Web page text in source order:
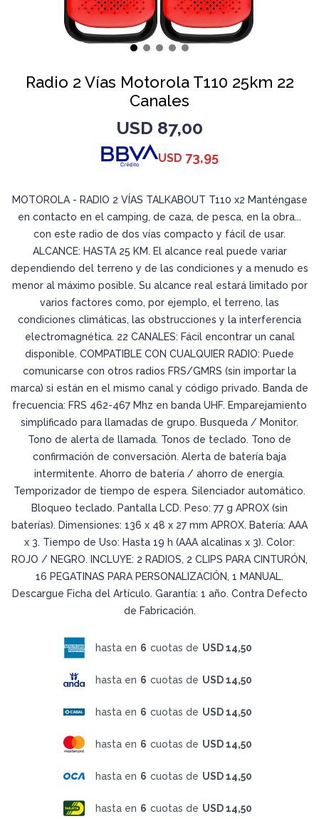
Radio 2 Vías Motorola T110 25km 22
Canales
USD 87,00
USD 73,95
MOTOROLA - RADIO 2 VÍAS TALKABOUT T110 x2 Manténgase
en contacto en el camping, de caza, de pesca, en la obra...
con este radio de dos vías compacto y fácil de usar.
ALCANCE: HASTA 25 KM. El alcance real puede variar
dependiendo del terreno y de las condiciones y a menudo es
menor al máximo posible. Su alcance real estará limitado por
varios factores como, por ejemplo, el terreno, las
condiciones climáticas, las obstrucciones y la interferencia
electromagnética. 22 CANALES: Fácil encontrar un canal
disponible. COMPATIBLE CON CUALQUIER RADIO: Puede
comunicarse con otros radios FRS/GMRS (sin importar la
marca) si están en el mismo canal y código privado. Banda de
frecuencia: FRS 462-467 Mhz en banda UHF. Emparejamiento
simplificado para llamadas de grupo. Busqueda / Monitor.
Tono de alerta de llamada. Tonos de teclado. Tono de
confirmación de conversación. Alerta de batería baja
intermitente. Ahorro de batería / ahorro de energía.
Temporizador de tiempo de espera. Silenciador automático.
Bloqueo teclado. Pantalla LCD. Peso: 77 g APROX (sin
baterías). Dimensiones: 136 x 48 x 27 mm APROX. Batería: AAA
x 3. Tiempo de Uso: Hasta 19 h (AAA alcalinas x 3). Color:
ROJO / NEGRO. INCLUYE: 2 RADIOS, 2 CLIPS PARA CINTURÓN,
16 PEGATINAS PARA PERSONALIZACIÓN, 1 MANUAL.
Descargue Ficha del Artículo. Garantía: 1 año. Contra Defecto
de Fabricación.
hasta en 6 cuotas de USD 14,50
hasta en 6 cuotas de USD 14,50
hasta en 6 cuotas de USD 14,50
hasta en 6 cuotas de USD 14,50
hasta en 6 cuotas de USD 14,50
hasta en 6 cuotas de USD 14,50